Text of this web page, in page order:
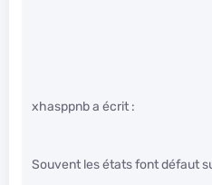
xhasppnb a écrit :
Souvent les états font défaut